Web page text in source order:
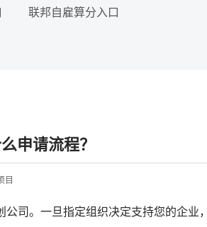
联邦自雇算分入口
申请流程？
目
司。一旦指定组织决定支持您的企业